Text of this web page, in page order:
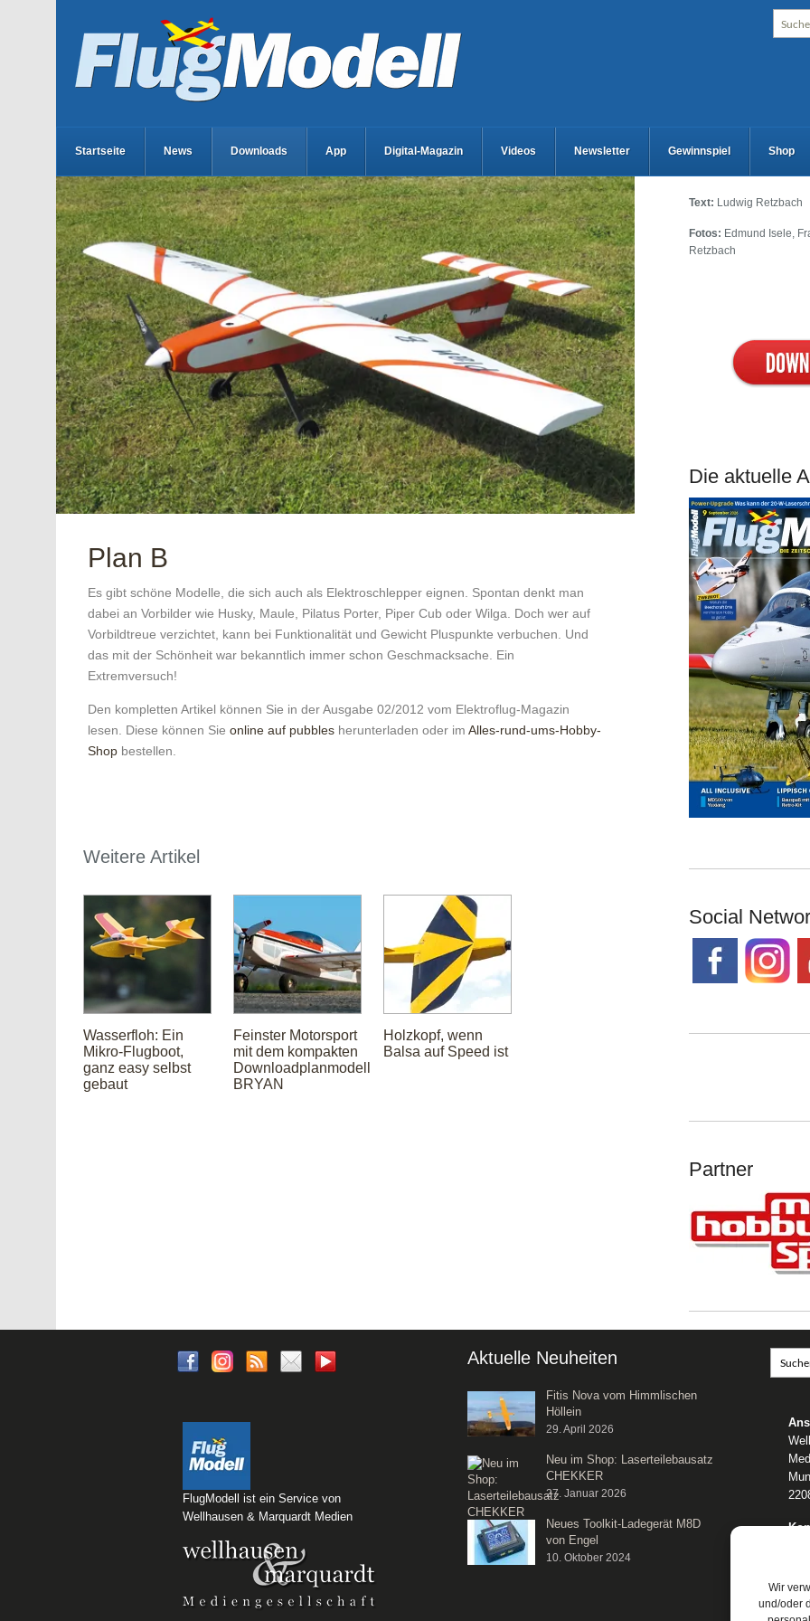
Wir
und/oder
Startseite News Downloads App Digital-Magazin Videos Newsletter Gewinnspiel Shop
Plan B
Es gibt schöne Modelle, die sich auch als Elektroschlepper eignen. Spontan denkt man
dabei an Vorbilder wie Husky, Maule, Pilatus Porter, Piper Cub oder Wilga. Doch wer auf
Vorbildtreue verzichtet, kann bei Funktionalität und Gewicht Pluspunkte verbuchen. Und
das mit der Schönheit war bekanntlich immer schon Geschmacksache. Ein
Extremversuch!
Den kompletten Artikel können Sie in der Ausgabe 02/2012 vom Elektroflug-Magazin
lesen. Diese können Sie online auf pubbles herunterladen oder im Alles-rund-ums-Hobby-
Shop bestellen.
Weitere Artikel
Wasserfloh: Ein
Mikro-Flugboot,
ganz easy selbst
gebaut
Feinster Motorsport
mit dem kompakten
Downloadplanmodell
BRYAN
Holzkopf, wenn
Balsa auf Speed ist
Text: Ludwig Retzbach
Fotos: Edmund Isele,
Retzbach
Die aktuelle
Social
Partner
FlugModell ist ein Service von
Wellhausen & Marquardt Medien
Aktuelle Neuheiten
Fitis Nova vom Himmlischen
Höllein
29. April 2026
Neu im Shop: Laserteilebausatz
CHEKKER
27. Januar 2026
Neues Toolkit-Ladegerät M8D
von Engel
10. Oktober 2024